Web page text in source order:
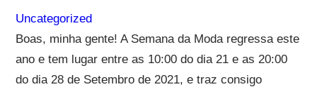
Uncategorized
Boas, minha gente! A Semana da Moda regressa este
ano e tem lugar entre as 10:00 do dia 21 e as 20:00
do dia 28 de Setembro de 2021, e traz consigo